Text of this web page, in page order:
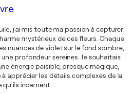
j'ai mis toute ma passion à capturer
mystérieux de ces fleurs. Chaque
nuances de violet sur le fond sombre,
profondeur sereines. Je souhaitais
énergie paisible, presque magique,
apprécier les détails complexes de la
incarnent.